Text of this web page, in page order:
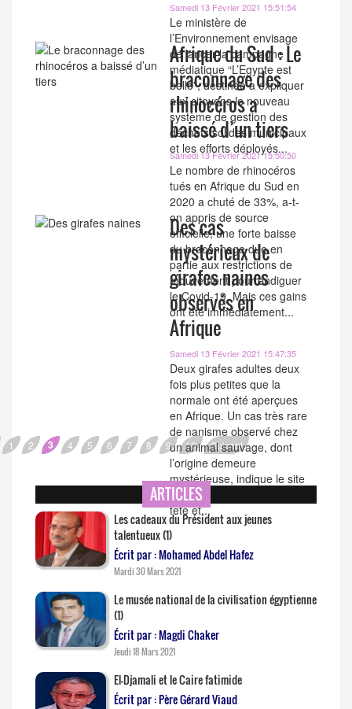
Samedi 13 Février 2021 15:51:54
Le ministère de
l’Environnement envisage
de lancer la campagne
médiatique “L’Egypte est
belle”, destinée à expliquer
aux citoyens le nouveau
système de gestion des
déchets solides municipaux
et les efforts déployés...
Afrique du Sud : Le
braconnage des
rhinocéros a
baissé d’un tiers
Samedi 13 Février 2021 15:50:50
Le nombre de rhinocéros
tués en Afrique du Sud en
2020 a chuté de 33%, a-t-
on appris de source
officielle, une forte baisse
du braconnage due en
partie aux restrictions de
mouvement pour endiguer
le Covid-19. Mais ces gains
ont été immédiatement...
Des cas
mystérieux de
girafes naines
observés en
Afrique
Samedi 13 Février 2021 15:47:35
Deux girafes adultes deux
fois plus petites que la
normale ont été aperçues
en Afrique. Un cas très rare
de nanisme observé chez
un animal sauvage, dont
l’origine demeure
mystérieuse, indique le site
futurasciences.com. « Une
tête et...
1 2 3 4 5 6 7 8 9 10 Suivant
ARTICLES
Les cadeaux du Président aux jeunes
talentueux (1)
Écrit par : Mohamed Abdel Hafez
Mardi 30 Mars 2021
Le musée national de la civilisation égyptienne
(1)
Écrit par : Magdi Chaker
Jeudi 18 Mars 2021
El-Djamali et le Caire fatimide
Écrit par : Père Gérard Viaud